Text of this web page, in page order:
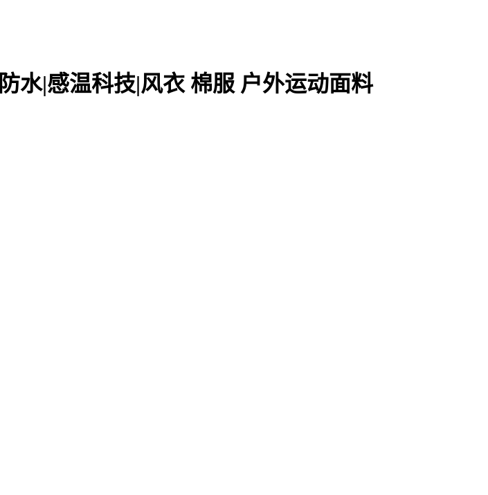
水|感温科技|风衣 棉服 户外运动面料